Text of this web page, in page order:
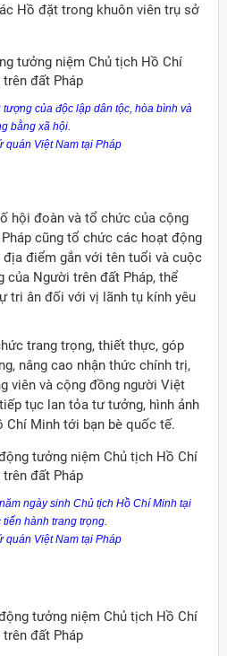
Hồ đặt trong khuôn viên trụ sở
của độc lập dân tộc, hòa bình và
bằng xã hội.
quán Việt Nam tại Pháp
hội đoàn và tổ chức của cộng
cũng tổ chức các hoạt động
địa điểm gắn với tên tuổi và cuộc
của Người trên đất Pháp, thể
tri ân đối với vị lãnh tụ kính yêu
trang trọng, thiết thực, góp
nâng cao nhận thức chính trị,
viên và cộng đồng người Việt
tục lan tỏa tư tưởng, hình ảnh
Chí Minh tới bạn bè quốc tế.
ngày sinh Chủ tịch Hồ Chí Minh tại
hành trang trọng.
quán Việt Nam tại Pháp